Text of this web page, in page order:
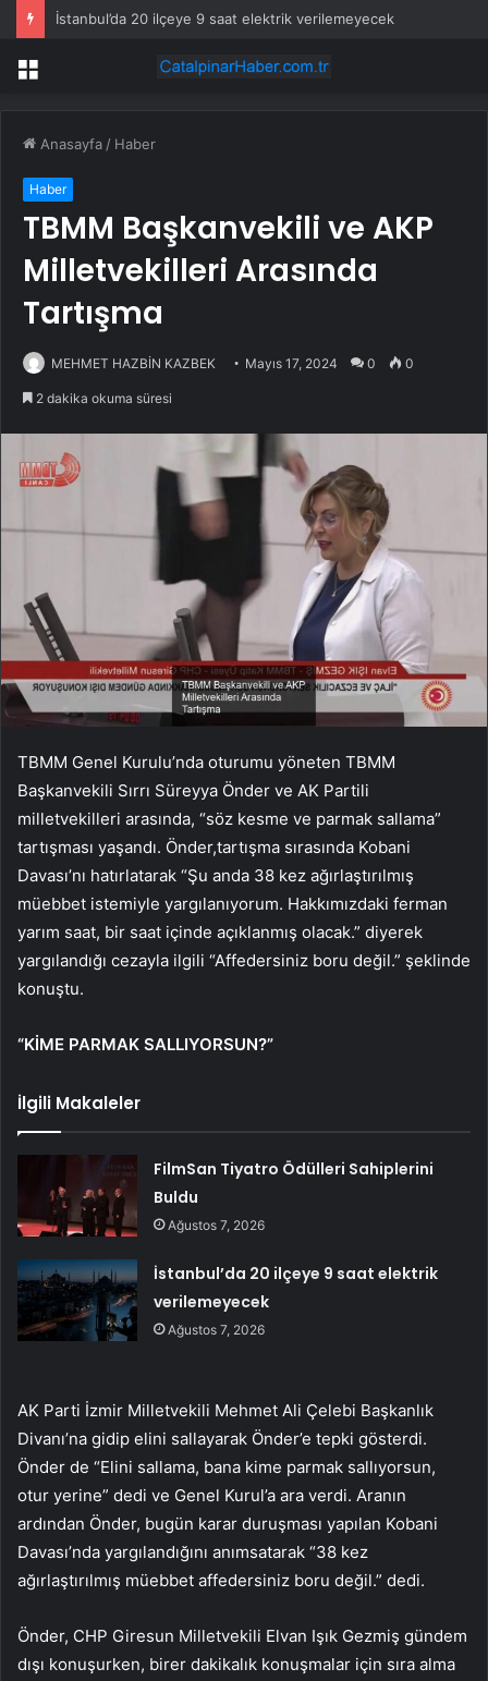
İstanbul’da 20 ilçeye 9 saat elektrik verilemeyecek
Menü
Anasayfa / Haber
Haber
TBMM Başkanvekili ve AKP
Milletvekilleri Arasında
Tartışma
MEHMET HAZBİN KAZBEK Mayıs 17, 2024 0 0
2 dakika okuma süresi
TBMM Genel Kurulu’nda oturumu yöneten TBMM
Başkanvekili Sırrı Süreyya Önder ve AK Partili
milletvekilleri arasında, “söz kesme ve parmak sallama”
tartışması yaşandı. Önder,tartışma sırasında Kobani
Davası’nı hatırlatarak “Şu anda 38 kez ağırlaştırılmış
müebbet istemiyle yargılanıyorum. Hakkımızdaki ferman
yarım saat, bir saat içinde açıklanmış olacak.” diyerek
yargılandığı cezayla ilgili “Affedersiniz boru değil.” şeklinde
konuştu.
“KİME PARMAK SALLIYORSUN?”
İlgili Makaleler
FilmSan Tiyatro Ödülleri Sahiplerini
Buldu
Ağustos 7, 2026
İstanbul’da 20 ilçeye 9 saat elektrik
verilemeyecek
Ağustos 7, 2026
AK Parti İzmir Milletvekili Mehmet Ali Çelebi Başkanlık
Divanı’na gidip elini sallayarak Önder’e tepki gösterdi.
Önder de “Elini sallama, bana kime parmak sallıyorsun,
otur yerine” dedi ve Genel Kurul’a ara verdi. Aranın
ardından Önder, bugün karar duruşması yapılan Kobani
Davası’nda yargılandığını anımsatarak “38 kez
ağırlaştırılmış müebbet affedersiniz boru değil.” dedi.
Önder, CHP Giresun Milletvekili Elvan Işık Gezmiş gündem
dışı konuşurken, birer dakikalık konuşmalar için sıra alma